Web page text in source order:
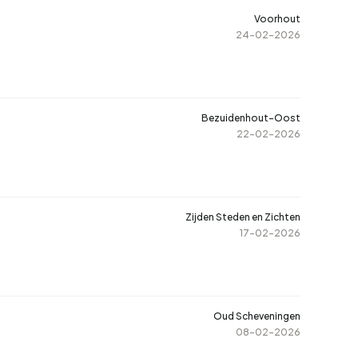
meer ruimte zoekt in zijn zoektocht, kan ook kijken naar
in sommige wijken een vergelijkbaar stedelijk woonmilieu
en filter op type, buurt of
Voorhout
24-02-2026
Bezuidenhout-Oost
22-02-2026
Zijden Steden en Zichten
17-02-2026
Oud Scheveningen
08-02-2026